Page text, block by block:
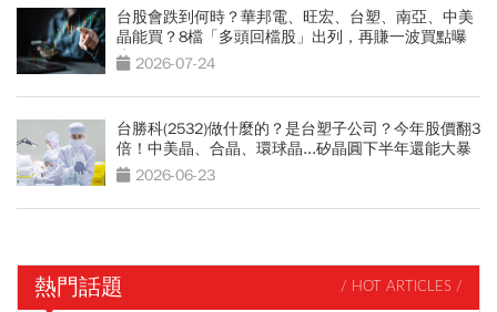
台股會跌到何時？華邦電、旺宏、台塑、南亞、中美
晶能買？8檔「多頭回檔股」出列，再賺一波買點曝
光 2026-07-24
台勝科(2532)做什麼的？是台塑子公司？今年股價翻3
倍！中美晶、合晶、環球晶...矽晶圓下半年還能大暴
漲？2026-06-23
熱門話題 / HOT ARTICLES /